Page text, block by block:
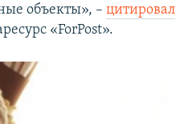
объекты», –цитировал
«ForPost».